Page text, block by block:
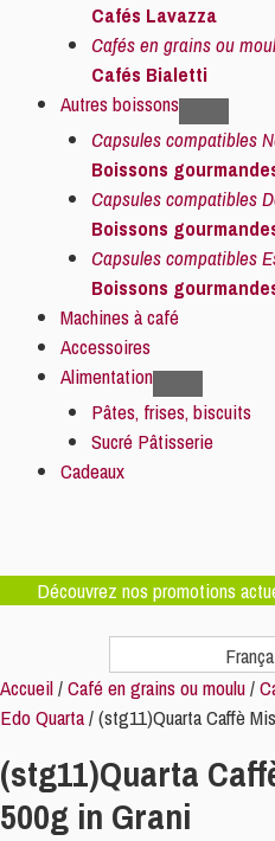
Cafés Lavazza
Cafés en grains ou
Cafés Bialetti
Autres boissons
Capsules compatibles
Boissons
Capsules compatibles
Boissons
Capsules compatibles
Boissons
Machines à café
Accessoires
Alimentation
Pâtes, frises, biscuits
Sucré Pâtisserie
Cadeaux
Découvrez nos promotions
Accueil/Café en grains ou moulu/
Edo Quarta/ (stg11)Quarta Caffè
(stg11)Quarta
500g in Grani